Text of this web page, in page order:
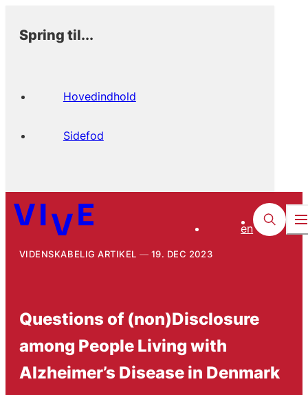
Spring til...
Hovedindhold
Sidefod
en
VIDENSKABELIG ARTIKEL 19. DEC 2023
Questions of (non)Disclosure
among People Living with
Alzheimer’s Disease in Denmark